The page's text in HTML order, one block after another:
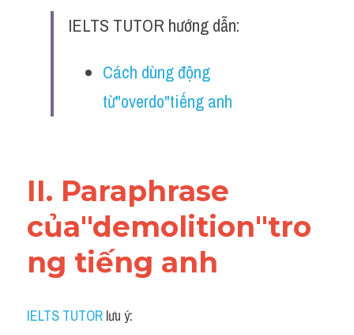
Đề thi thật Task 2
IELTS TUTOR hướng dẫn:
Cách dùng động
từ"overdo"tiếng anh
II. Paraphrase
của"demolition"tro
ng tiếng anh
IELTS TUTOR lưu ý: